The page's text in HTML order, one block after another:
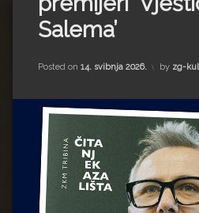
Impressum
Milenko Strižak
Drugi autori
Drugi autori
Ljiljana Lekanić-Kljaić
Željko Krznarić
Mario Lovreković
Salema’
Posted on 14. svibnja 2026. by zg-